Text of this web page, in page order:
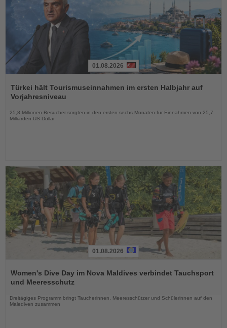
Sie
die
Nachrichten
01.08.2026
Türkei hält Tourismuseinnahmen im ersten Halbjahr auf
Vorjahresniveau
25,8 Millionen Besucher sorgten in den ersten sechs Monaten für Einnahmen von 25,7
Milliarden US-Dollar
Sie
die
01.08.2026
Women's Dive Day im Nova Maldives verbindet Tauchsport
und Meeresschutz
Dreitägiges Programm bringt Taucherinnen, Meeresschützer und Schülerinnen auf den
Malediven zusammen